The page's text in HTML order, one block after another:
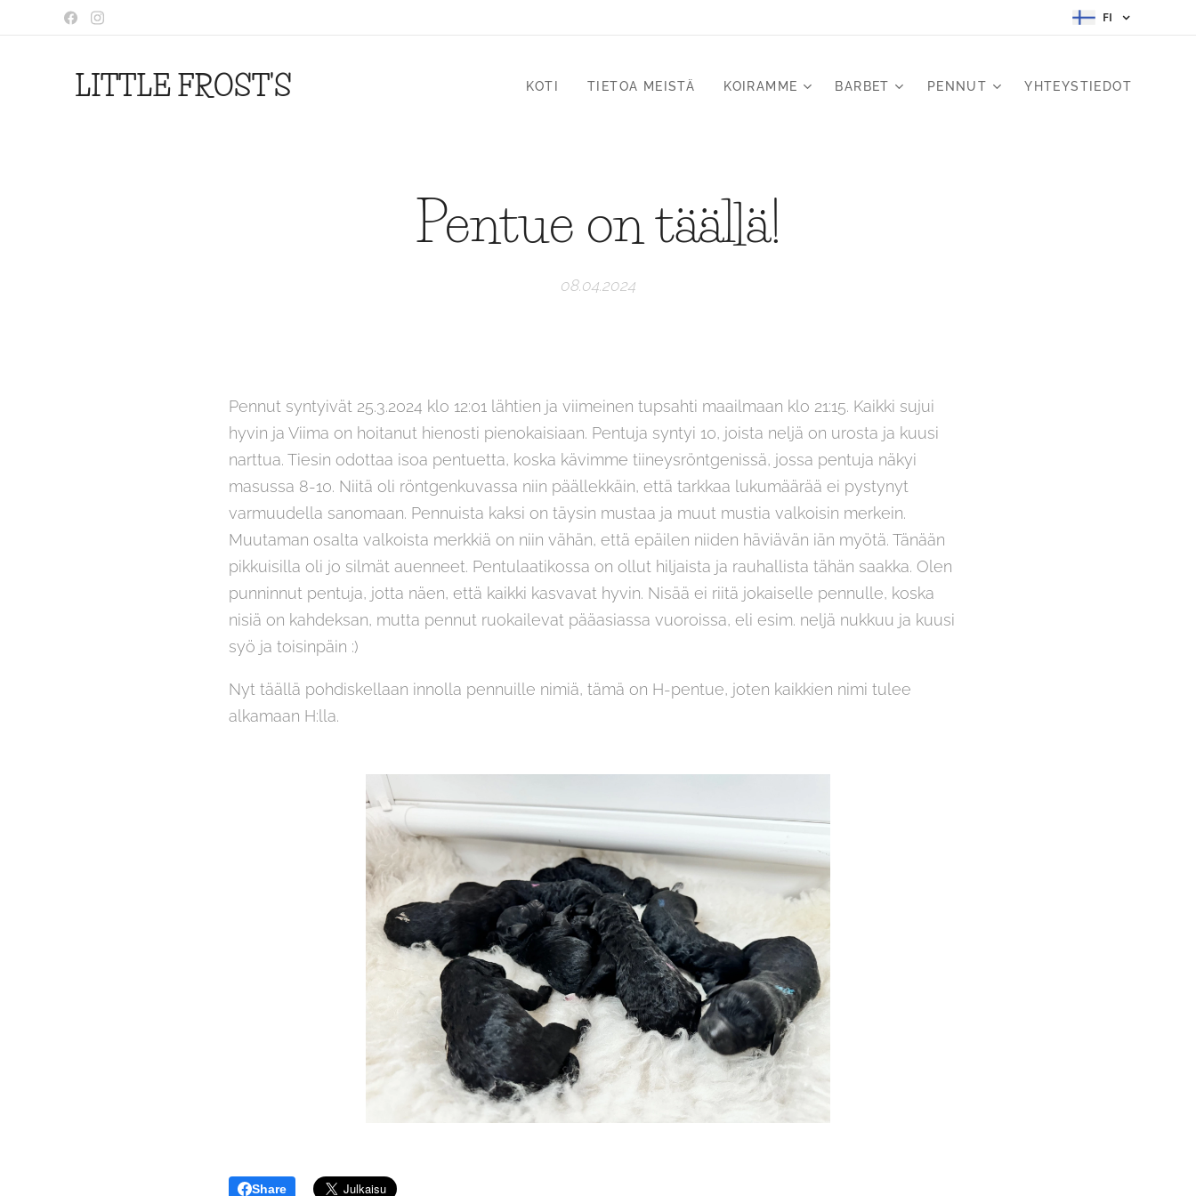
FI
LITTLE FROST'S KOTI TIETOA MEISTÄ KOIRAMME BARBET PENNUT YHTEYSTIEDOT
Pentue on täällä!
08.04.2024
Pennut syntyivät 25.3.2024 klo 12:01 lähtien ja viimeinen tupsahti maailmaan klo 21:15. Kaikki sujui
hyvin ja Viima on hoitanut hienosti pienokaisiaan. Pentuja syntyi 10, joista neljä on urosta ja kuusi
narttua. Tiesin odottaa isoa pentuetta, koska kävimme tiineysröntgenissä, jossa pentuja näkyi
masussa 8-10. Niitä oli röntgenkuvassa niin päällekkäin, että tarkkaa lukumäärää ei pystynyt
varmuudella sanomaan. Pennuista kaksi on täysin mustaa ja muut mustia valkoisin merkein.
Muutaman osalta valkoista merkkiä on niin vähän, että epäilen niiden häviävän iän myötä. Tänään
pikkuisilla oli jo silmät auenneet. Pentulaatikossa on ollut hiljaista ja rauhallista tähän saakka. Olen
punninnut pentuja, jotta näen, että kaikki kasvavat hyvin. Nisää ei riitä jokaiselle pennulle, koska
nisiä on kahdeksan, mutta pennut ruokailevat pääasiassa vuoroissa, eli esim. neljä nukkuu ja kuusi
syö ja toisinpäin :)
Nyt täällä pohdiskellaan innolla pennuille nimiä, tämä on H-pentue, joten kaikkien nimi tulee
alkamaan H:lla.
Share